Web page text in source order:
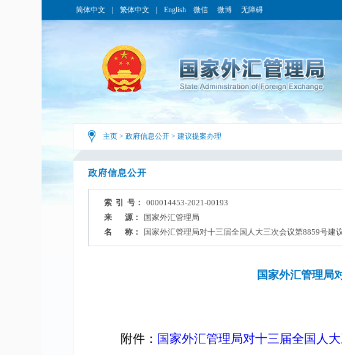
简体中文 繁体中文 English 微信 微博 无障碍
主页 > 政府信息公开 > 建议提案办理
政府信息公开
索 引 号： 000014453-2021-00193
来 源：
国家外汇管理局
名 称：
国家外汇管理局对十三届全国人大三次会议第8859号建
国家外汇管理局
附件： 国家外汇管理局对十三届全国人